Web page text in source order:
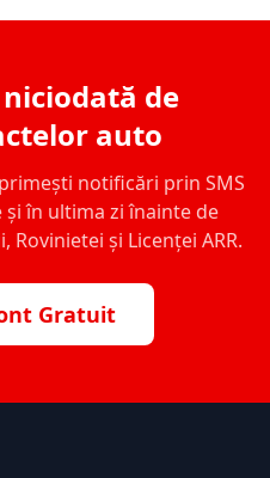
de
auto
notificări prin SMS
și în ultima zi înainte de
Rovinietei și Licenței ARR.
Gratuit